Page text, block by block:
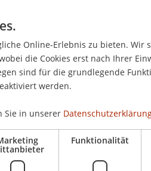
zur zur Vernissage
um 18.00 Uhr (im
Online-Erlebnis zu bieten. Wir
die Cookies erst nach Ihrer
sind für die grundlegende
werden.
Sie in unserer
Funktionalität